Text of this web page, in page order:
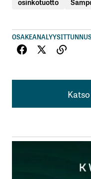
OSAKEANALYYSIT
uudelleen
Voi olla että tuo on
tulevalla